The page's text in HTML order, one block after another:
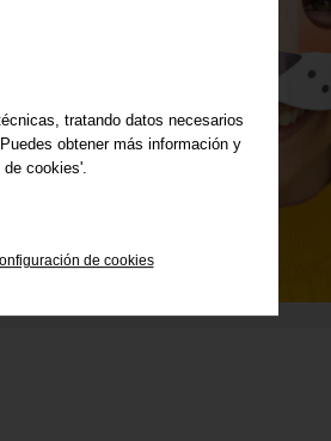
tratando datos necesarios
obtener más información y
de cookies'.
de cookies